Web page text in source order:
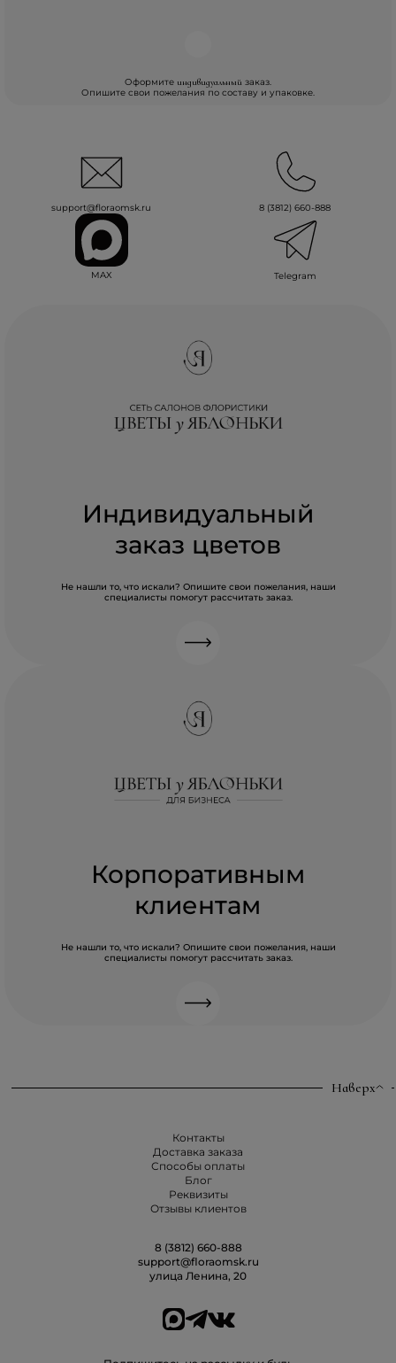
Оформите индивидуальный заказ.
Опишите свои пожелания по составу и упаковке.
support@floraomsk.ru 8 (3812) 660-888
MAX Telegram
Индивидуальный
заказ цветов
Не нашли то, что искали? Опишите свои пожелания, наши
специалисты помогут рассчитать заказ.
Корпоративным
клиентам
Не нашли то, что искали? Опишите свои пожелания, наши
специалисты помогут рассчитать заказ.
Наверх
Контакты
Доставка заказа
Способы оплаты
Блог
Реквизиты
Отзывы клиентов
8 (3812) 660-888
support@floraomsk.ru
улица Ленина, 20